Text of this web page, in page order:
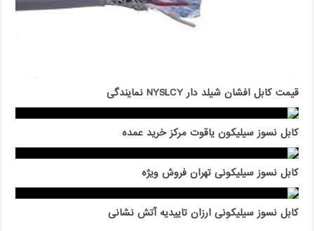
قیمت کابل افشان شیلد دار NYSLCY نمایندگی
کابل نسوز سیلیکون یاقوت مرکز خرید عمده
کابل نسوز سیلیکونی تهران فروش ویژه
کابل نسوز سیلیکونی ارزان تاییدیه آتش نشانی